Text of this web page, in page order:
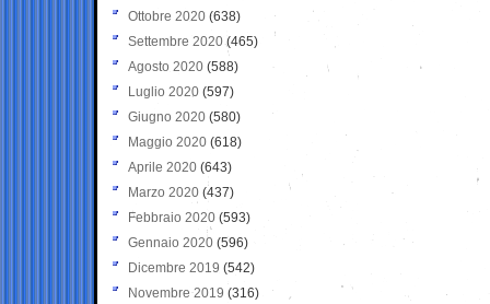
Ottobre 2020 (638)
Settembre 2020(465)
Agosto 2020 (588)
Luglio 2020 (597)
Giugno 2020 (580)
Maggio 2020 (618)
Aprile 2020 (643)
Marzo 2020 (437)
Febbraio 2020 (593)
Gennaio 2020 (596)
Dicembre 2019 (542)
Novembre 2019 (316)